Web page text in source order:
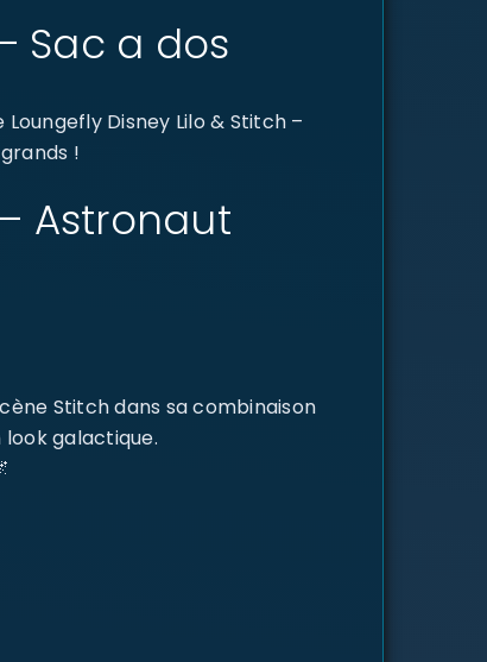
Sac a dos
Disney Lilo & Stitch –
!
Astronaut
Stitch dans sa combinaison
look galactique.